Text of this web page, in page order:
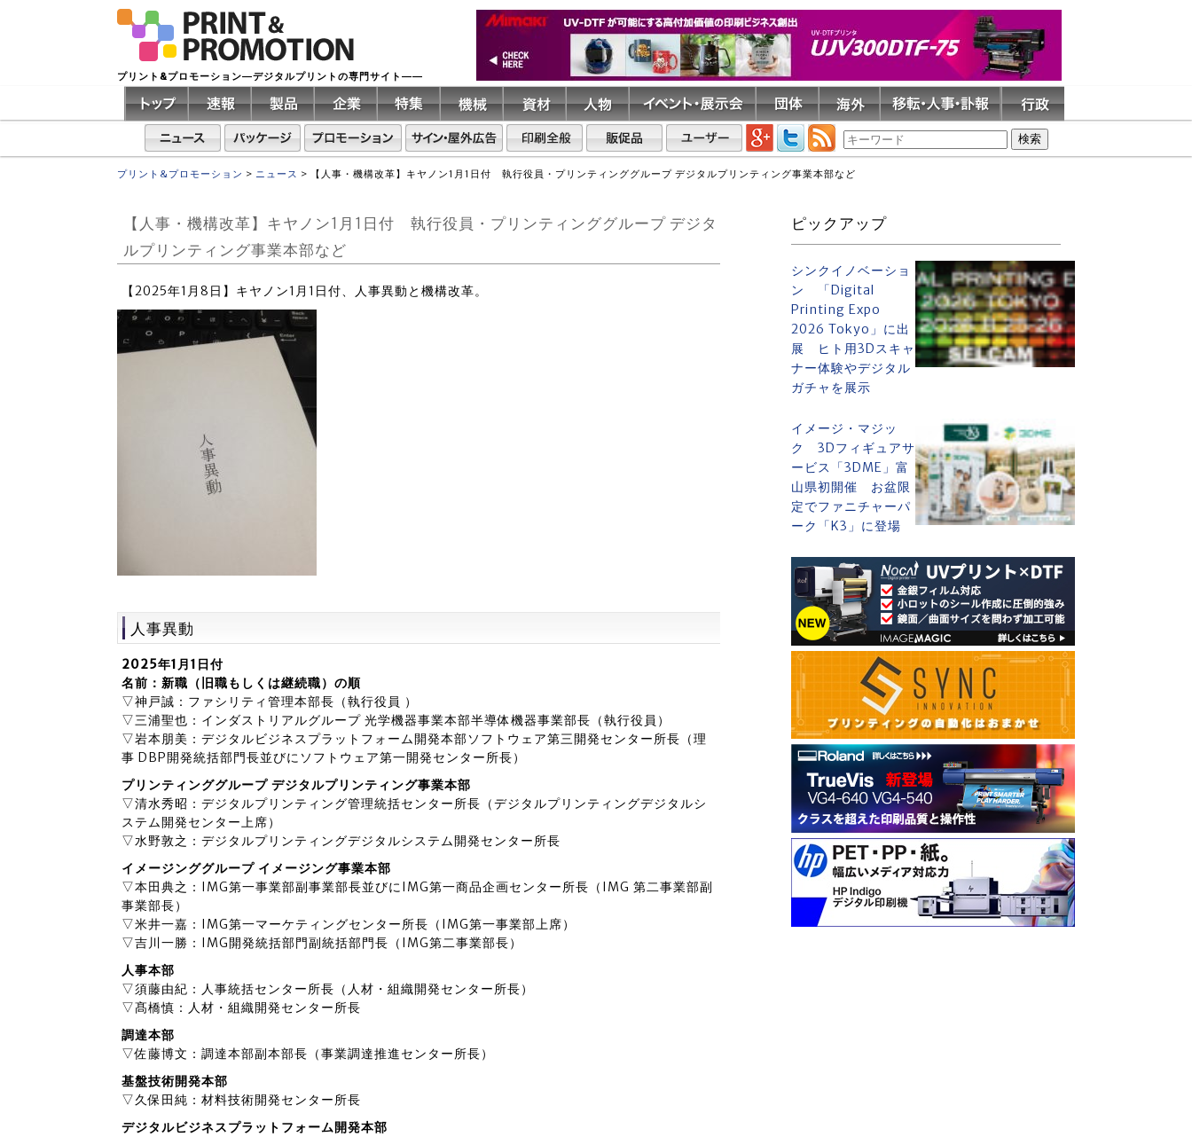
プリント&プロモーション―デジタルプリントの専門サイト――
プリント&プロモーション > ニュース > 【人事・機構改革】キヤノン1月1日付 執行役員・プリンティンググループ デジタルプリンティング事業本部など
【人事・機構改革】キヤノン1月1日付 執行役員・プリンティンググループ デジタ
ルプリンティング事業本部など
【2025年1月8日】キヤノン1月1日付、人事異動と機構改革。
人事異動
2025年1月1日付
名前：新職（旧職もしくは継続職）の順
▽神戸誠：ファシリティ管理本部長（執行役員 ）
▽三浦聖也：インダストリアルグループ 光学機器事業本部半導体機器事業部長（執行役員）
▽岩本朋美：デジタルビジネスプラットフォーム開発本部ソフトウェア第三開発センター所長（理
事 DBP開発統括部門長並びにソフトウェア第一開発センター所長）
プリンティンググループ デジタルプリンティング事業本部
▽清水秀昭：デジタルプリンティング管理統括センター所長（デジタルプリンティングデジタルシ
ステム開発センター上席）
▽水野敦之：デジタルプリンティングデジタルシステム開発センター所長
イメージンググループ イメージング事業本部
▽本田典之：IMG第一事業部副事業部長並びにIMG第一商品企画センター所長（IMG 第二事業部副
事業部長）
▽米井一嘉：IMG第一マーケティングセンター所長（IMG第一事業部上席）
▽吉川一勝：IMG開発統括部門副統括部門長（IMG第二事業部長）
人事本部
▽須藤由紀：人事統括センター所長（人材・組織開発センター所長）
▽髙橋慎：人材・組織開発センター所長
調達本部
▽佐藤博文：調達本部副本部長（事業調達推進センター所長）
基盤技術開発本部
▽久保田純：材料技術開発センター所長
デジタルビジネスプラットフォーム開発本部
ピックアップ
シンクイノベーショ
ン 「Digital
Printing Expo
2026 Tokyo」に出
展 ヒト用3Dスキャ
ナー体験やデジタル
ガチャを展示
イメージ・マジッ
ク 3Dフィギュアサ
ービス「3DME」富
山県初開催 お盆限
定でファニチャーパ
ーク「K3」に登場